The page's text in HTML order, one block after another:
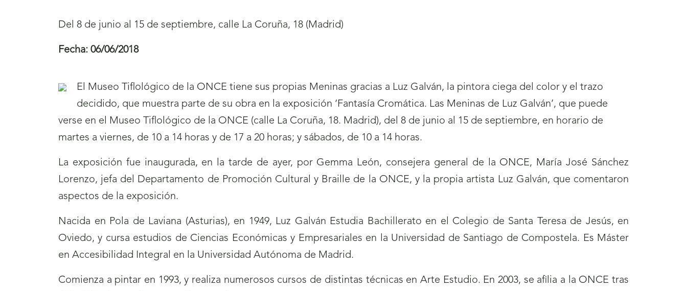
Del 8 de junio al 15 de septiembre, calle La Coruña, 18 (Madrid)
Fecha: 06/06/2018
El Museo Tiflológico de la ONCE tiene sus propias Meninas gracias a Luz Galván, la pintora ciega del color y el trazo
decidido, que muestra parte de su obra en la exposición ‘Fantasía Cromática. Las Meninas de Luz Galván’, que puede
verse en el Museo Tiflológico de la ONCE (calle La Coruña, 18. Madrid), del 8 de junio al 15 de septiembre, en horario de
martes a viernes, de 10 a 14 horas y de 17 a 20 horas; y sábados, de 10 a 14 horas.
La exposición fue inaugurada, en la tarde de ayer, por Gemma León, consejera general de la ONCE, María José Sánchez
Lorenzo, jefa del Departamento de Promoción Cultural y Braille de la ONCE, y la propia artista Luz Galván, que comentaron
aspectos de la exposición.
Nacida en Pola de Laviana (Asturias), en 1949, Luz Galván Estudia Bachillerato en el Colegio de Santa Teresa de Jesús, en
Oviedo, y cursa estudios de Ciencias Económicas y Empresariales en la Universidad de Santiago de Compostela. Es Máster
en Accesibilidad Integral en la Universidad Autónoma de Madrid.
Comienza a pintar en 1993, y realiza numerosos cursos de distintas técnicas en Arte Estudio. En 2003, se afilia a la ONCE tras